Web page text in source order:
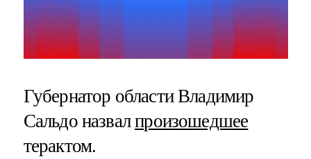
Губернатор области Владимир
Сальдо назвалпроизошедшее
терактом.